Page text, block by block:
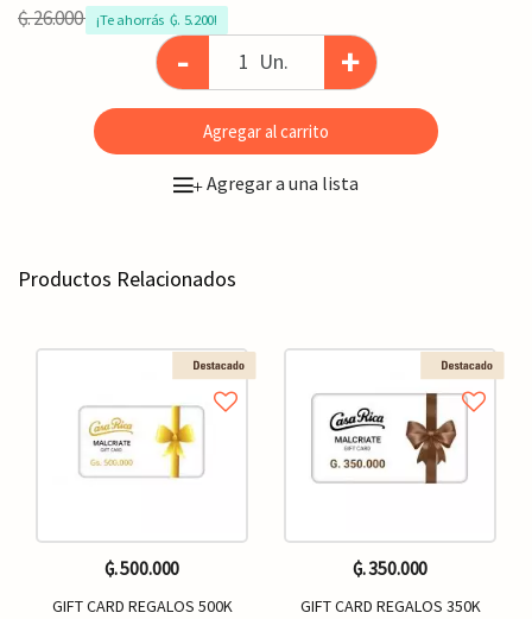
₲. 26.000 ¡Te ahorrás  ₲. 5.200!
- Un. +
Agregar al carrito
+Agregar a una lista
Productos Relacionados
₲. 500.000
GIFT CARD REGALOS 500K
₲. 350.000
GIFT CARD REGALOS 350K